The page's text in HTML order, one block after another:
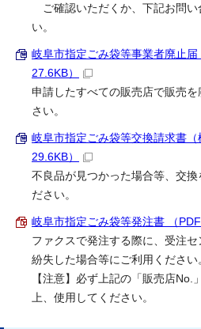
ご確認いただくか、下記お問い
い。
岐阜市指定ごみ袋等事業者廃止
27.6KB）
申請したすべての販売店で販売
さい。
岐阜市指定ごみ袋等交換請求書
29.6KB）
不良品が見つかった場合等、交換
ださい。
岐阜市指定ごみ袋等発注書 （PDF
ファクスで発注する際に、受注
紛失した場合等にご利用ください
【注意】必ず上記の「販売店No.
上、使用してください。